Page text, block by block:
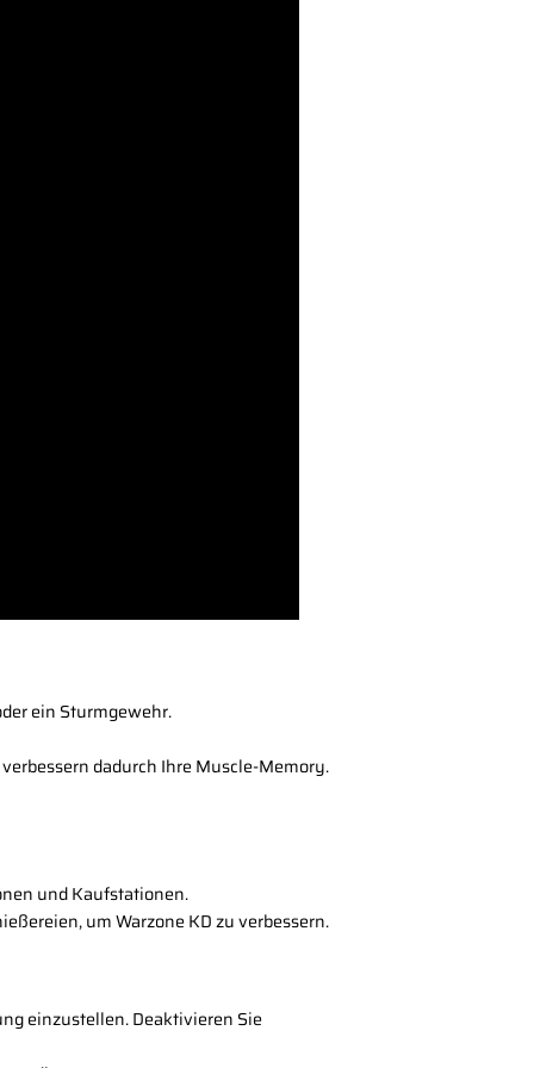
ein Sturmgewehr.
dadurch Ihre Muscle-Memory.
und Kaufstationen.
um Warzone KD zu verbessern.
einzustellen. Deaktivieren Sie